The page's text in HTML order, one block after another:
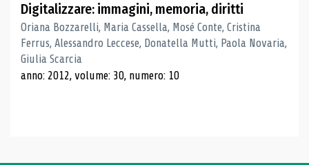
Digitalizzare: immagini, memoria, diritti
Oriana Bozzarelli, Maria Cassella, Mosé Conte, Cristina
Ferrus, Alessandro Leccese, Donatella Mutti, Paola Novaria,
Giulia Scarcia
anno: 2012, volume: 30, numero: 10